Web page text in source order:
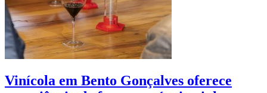
Vinícola em Bento Gonçalves oferece